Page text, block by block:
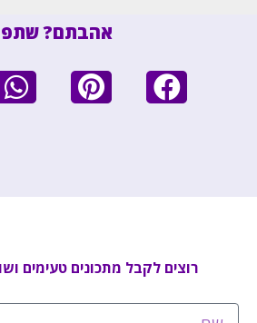
אהבתם?
רוצים לקבל מתכונים טעימים